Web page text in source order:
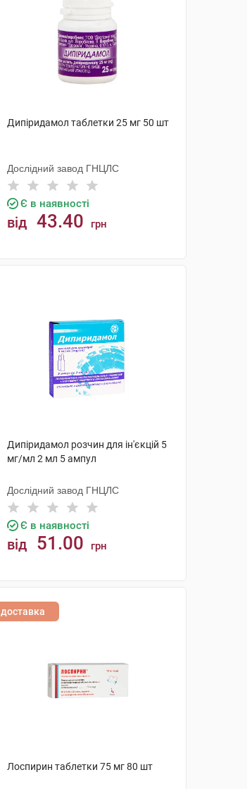
Дипіридамол таблетки 25 мг 50 шт
Дослідний завод ГНЦЛС
Є в наявності
від 43.40 грн
Дипіридамол розчин для ін'єкцій 5
мг/мл 2 мл 5 ампул
Дослідний завод ГНЦЛС
Є в наявності
від 51.00 грн
доставка
Лоспирин таблетки 75 мг 80 шт